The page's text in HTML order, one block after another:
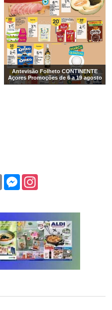
Antevisão Folheto CONTINENTE
Açores Promoções de 6 a 19 agosto
Email Messenger